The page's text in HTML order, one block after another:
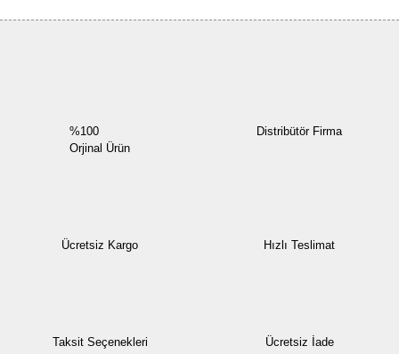
%100
Orjinal Ürün
Distribütör Firma
Ücretsiz Kargo Hızlı Teslimat
Taksit Seçenekleri Ücretsiz İade